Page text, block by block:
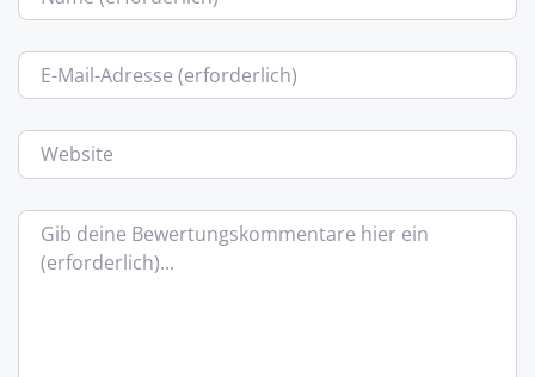
E-Mail
Website
Bewertungstext